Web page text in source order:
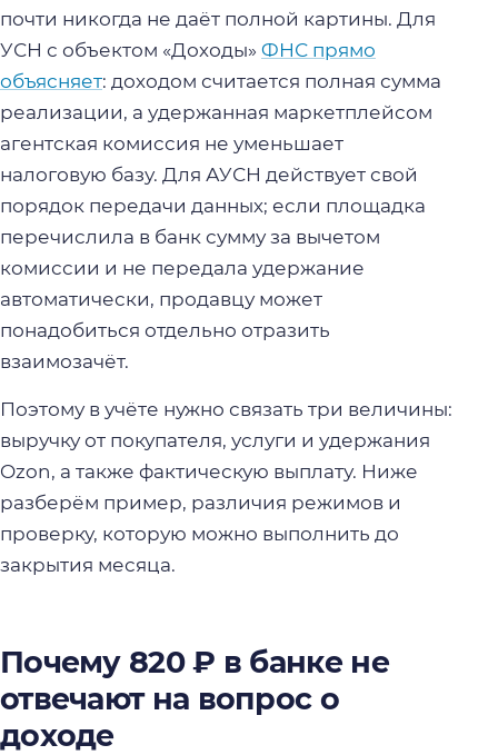
почти никогда не даёт полной картины. Для
УСН с объектом «Доходы» ФНС прямо
объясняет: доходом считается полная сумма
реализации, а удержанная маркетплейсом
агентская комиссия не уменьшает
налоговую базу. Для АУСН действует свой
порядок передачи данных; если площадка
перечислила в банк сумму за вычетом
комиссии и не передала удержание
автоматически, продавцу может
понадобиться отдельно отразить
взаимозачёт.
Поэтому в учёте нужно связать три величины:
выручку от покупателя, услуги и удержания
Ozon, а также фактическую выплату. Ниже
разберём пример, различия режимов и
проверку, которую можно выполнить до
закрытия месяца.
Почему 820 ₽ в банке не
отвечают на вопрос о
доходе